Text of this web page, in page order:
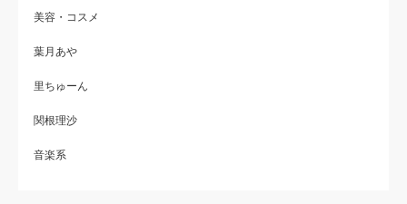
美容・コスメ
葉月あや
里ちゅーん
関根理沙
音楽系